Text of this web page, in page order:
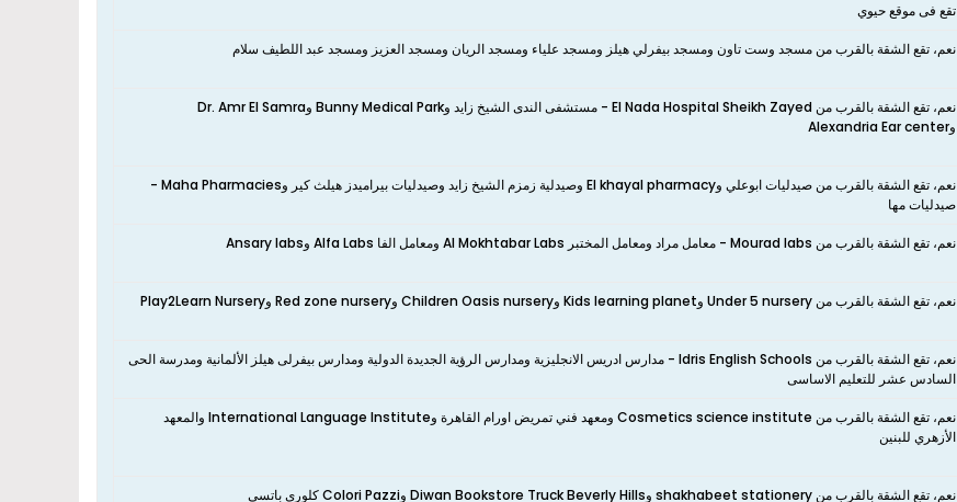
تقع فى موقع حيوي
نعم، تقع الشقة بالقرب من مسجد وست تاون ومسجد بيفرلي هيلز ومسجد علياء ومسجد الريان ومسجد العزيز ومسجد عبد اللطيف سلام
نعم، تقع الشقة بالقرب من El Nada Hospital Sheikh Zayed - مستشفى الندى الشيخ زايد وBunny Medical Park وDr. Amr El Samra
وAlexandria Ear center
نعم، تقع الشقة بالقرب من صيدليات ابوعلي وEl khayal pharmacy وصيدلية زمزم الشيخ زايد وصيدليات بيراميدز هيلث كير وMaha Pharmacies -
صيدليات مها
نعم، تقع الشقة بالقرب من Mourad labs - معامل مراد ومعامل المختبر Al Mokhtabar Labs ومعامل الفا Alfa Labs وAnsary labs
نعم، تقع الشقة بالقرب من Under 5 nursery وKids learning planet وChildren Oasis nursery وRed zone nursery وPlay2Learn Nursery
نعم، تقع الشقة بالقرب من Idris English Schools - مدارس ادريس الانجليزية ومدارس الرؤية الجديدة الدولية ومدارس بيفرلى هيلز الألمانية ومدرسة الحى
السادس عشر للتعليم الاساسى
نعم، تقع الشقة بالقرب من Cosmetics science institute ومعهد فني تمريض اورام القاهرة وInternational Language Institute والمعهد
الأزهري للبنين
نعم، تقع الشقة بالقرب من shakhabeet stationery وDiwan Bookstore Truck Beverly Hills وColori Pazzi كلورى باتسى